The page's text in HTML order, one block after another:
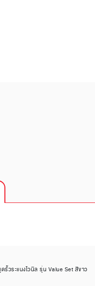
รั้วระแนงไวนิล รุ่น Value Set สีขาว